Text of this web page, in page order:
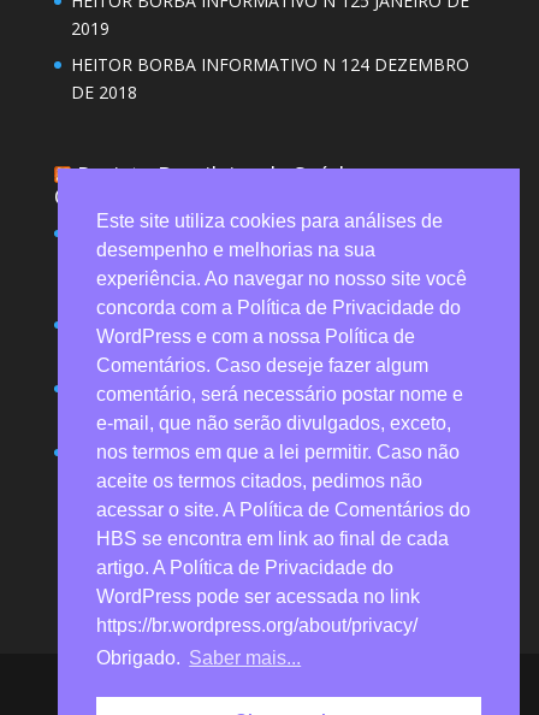
2019
HEITOR BORBA INFORMATIVO N 124 DEZEMBRO
DE 2018
Revista Brasileira de Saúde
Ocupacional (RBSO)
Desgaste emocional de trabalhadores do serviço
funerário na pandemia revela desvalorização e
invisibilidade
Resenhas possibilitam valoração crítica de obras de
referência
Economia solidária promove saúde mental e justiça
social por meio de rede agroecológica
Obra com análise de 30 anos de acidentes traz
novas perspectivas para a segurança industrial
Este site utiliza cookies para análises de
desempenho e melhorias na sua
experiência. Ao navegar no nosso site você
concorda com a Política de Privacidade do
WordPress e com a nossa Política de
Comentários. Caso deseje fazer algum
comentário, será necessário postar nome e
e-mail, que não serão divulgados, exceto,
nos termos em que a lei permitir. Caso não
aceite os termos citados, pedimos não
acessar o site. A Política de Comentários do
HBS se encontra em link ao final de cada
artigo. A Política de Privacidade do
WordPress pode ser acessada no link
https://br.wordpress.org/about/privacy/
Obrigado. Saber mais...